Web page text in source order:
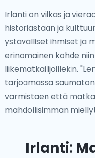
Irlanti on vilkas ja
historiastaan ja
ystävälliset ihmiset ja
erinomainen kohde
liikematkailijoillekin.
tarjoamassa
varmistaen että
mahdollisimman
Irlanti: